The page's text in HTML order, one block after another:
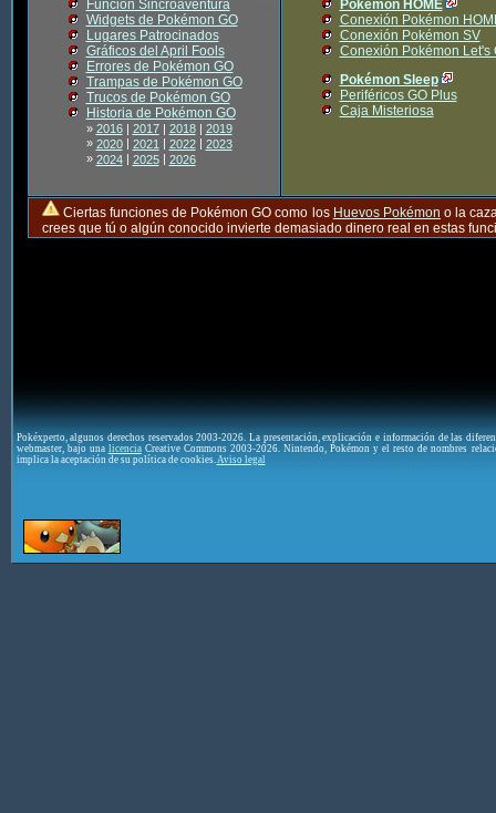
Función Sincroaventura
Widgets de Pokémon GO
Lugares Patrocinados
Gráficos del April Fools
Errores de Pokémon GO
Trampas de Pokémon GO
Trucos de Pokémon GO
Historia de Pokémon GO
» 2016| 2017| 2018| 2019
» 2020| 2021| 2022| 2023
» 2024| 2025| 2026
Pokémon HOME
Conexión Pokémon
Conexión Pokémon SV
Conexión Pokémon Let's
Pokémon Sleep
Periféricos GO Plus
Caja Misteriosa
Ciertas funciones de Pokémon GO como los Huevos Pokémon o la
crees que tú o algún conocido invierte demasiado dinero real en estas
Pokéxperto, algunos derechos reservados 2003-2026. La presentación, explicación e información de las
webmaster, bajo una licenciaCreative Commons 2003-2026. Nintendo, Pokémon y el resto de nombres
implica la aceptación de su política de cookies. Aviso legal